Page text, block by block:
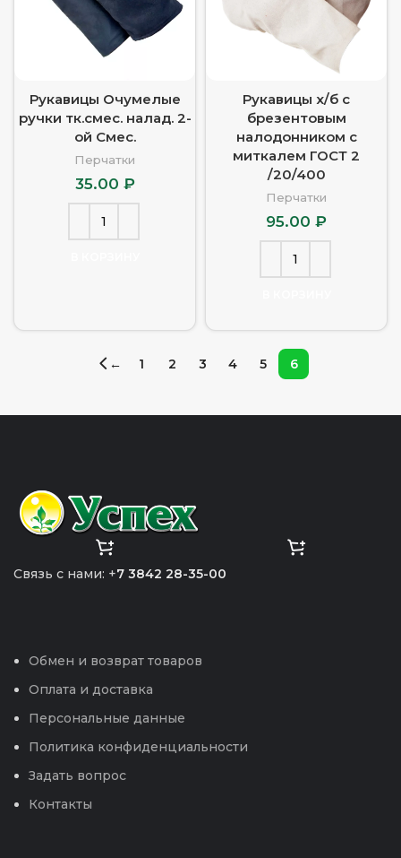
Рукавицы Очумелые
ручки тк.смес. налад. 2-
ой Смес.
Перчатки
35.00 ₽
Рукавицы х/б с
брезентовым
налодонником с
миткалем ГОСТ 2
/20/400
Перчатки
95.00 ₽
← 1 2 3 4 5 6
Связь с нами: +7 3842 28-35-00
Обмен и возврат товаров
Оплата и доставка
Персональные данные
Политика конфиденциальности
Задать вопрос
Контакты